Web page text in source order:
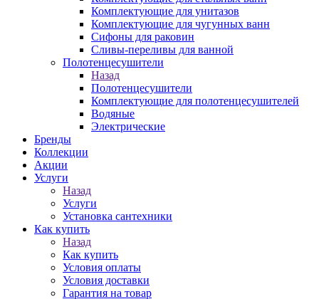
Комплектующие для унитазов
Комплектующие для чугунных ванн
Сифоны для раковин
Сливы-переливы для ванной
Полотенцесушители
Назад
Полотенцесушители
Комплектующие для полотенцесушителей
Водяные
Электрические
Бренды
Коллекции
Акции
Услуги
Назад
Услуги
Установка сантехники
Как купить
Назад
Как купить
Условия оплаты
Условия доставки
Гарантия на товар